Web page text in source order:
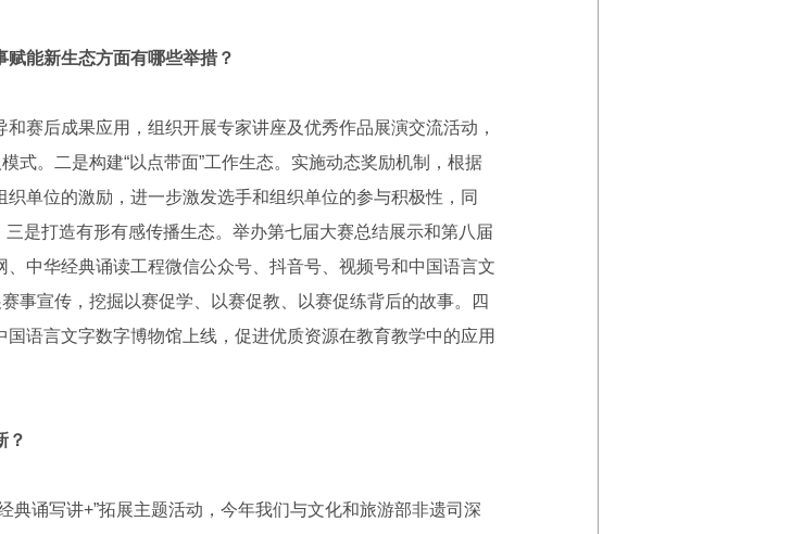
能新生态方面有哪些举措？
后成果应用，组织开展专家讲座及优秀作品展演交流活动，
式。二是构建“以点带面”工作生态。实施动态奖励机制，根据
单位的激励，进一步激发选手和组织单位的参与积极性，同
三是打造有形有感传播生态。举办第七届大赛总结展示和第八届
中华经典诵读工程微信公众号、抖音号、视频号和中国语言文
事宣传，挖掘以赛促学、以赛促教、以赛促练背后的故事。四
语言文字数字博物馆上线，促进优质资源在教育教学中的应用
？
诵写讲+”拓展主题活动，今年我们与文化和旅游部非遗司深